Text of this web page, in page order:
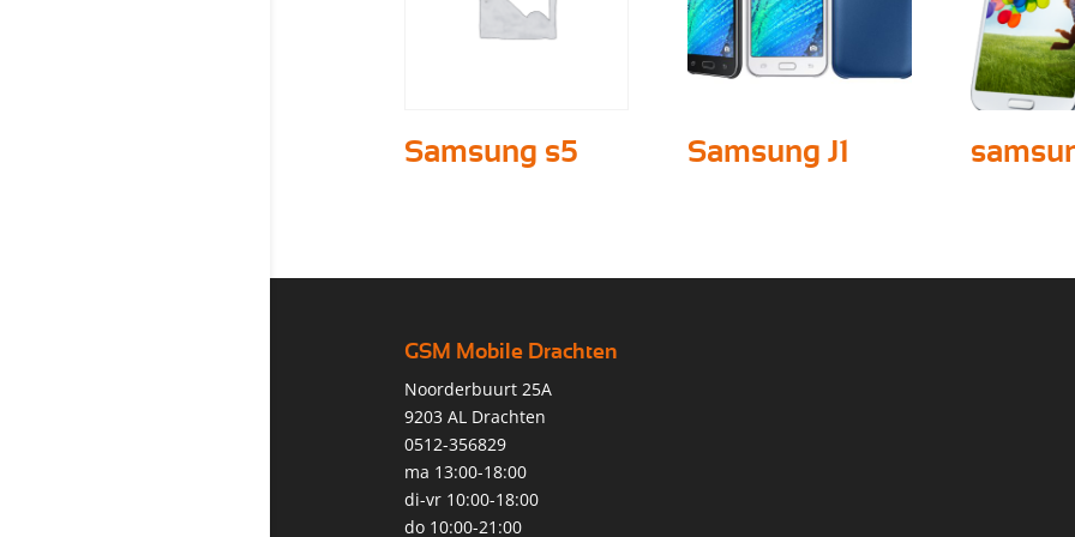
Samsung s5 Samsung J1
GSM Mobile Drachten
Noorderbuurt 25A
9203 AL Drachten
0512-356829
ma 13:00-18:00
di-vr 10:00-18:00
do 10:00-21:00